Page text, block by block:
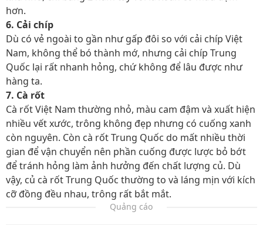
hơn.
6. Cải chíp
Dù có vẻ ngoài to gần như gấp đôi so với cải chíp Việt
Nam, không thể bó thành mớ, nhưng cải chíp Trung
Quốc lại rất nhanh hỏng, chứ không để lâu được như
hàng ta.
7. Cà rốt
Cà rốt Việt Nam thường nhỏ, màu cam đậm và xuất hiện
nhiều vết xước, trông không đẹp nhưng có cuống xanh
còn nguyên. Còn cà rốt Trung Quốc do mất nhiều thời
gian để vận chuyển nên phần cuống được lược bỏ bớt
để tránh hỏng làm ảnh hưởng đến chất lượng củ. Dù
vậy, củ cà rốt Trung Quốc thường to và láng mịn với kích
cỡ đồng đều nhau, trông rất bắt mắt.
Quảng cáo